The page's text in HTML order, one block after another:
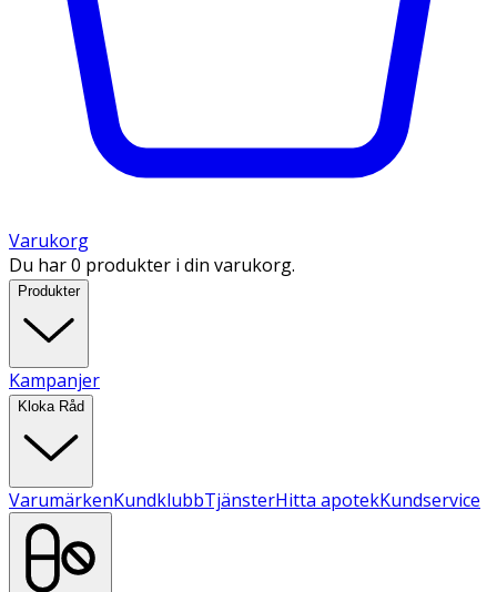
Varukorg
Du har 0 produkter i din varukorg.
Produkter
Kampanjer
Kloka Råd
VarumärkenKundklubbTjänsterHitta apotekKundservice